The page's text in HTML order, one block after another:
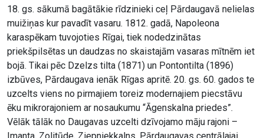
18. gs. sākumā bagātākie rīdzinieki ceļ Pārdaugavā nelielas
muižiņas kur pavadīt vasaru. 1812. gadā, Napoleona
karaspēkam tuvojoties Rīgai, tiek nodedzinātas
priekšpilsētas un daudzas no skaistajām vasaras mītnēm iet
bojā. Tikai pēc Dzelzs tilta (1871) un Pontontilta (1896)
izbūves, Pārdaugava ienāk Rīgas apritē. 20. gs. 60. gados te
uzcelts viens no pirmajiem toreiz modernajiem piecstāvu
ēku mikrorajoniem ar nosaukumu “Āgenskalna priedes”.
Vēlāk tālāk no Daugavas uzcelti dzīvojamo māju rajoni –